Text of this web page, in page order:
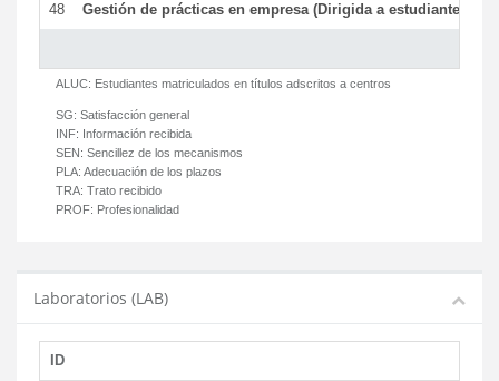
48 Gestión de prácticas en empresa (Dirigida a estudiantes)
ALUC: Estudiantes matriculados en títulos adscritos a centros
SG: Satisfacción general
INF: Información recibida
SEN: Sencillez de los mecanismos
PLA: Adecuación de los plazos
TRA: Trato recibido
PROF: Profesionalidad
Laboratorios (LAB)
ID